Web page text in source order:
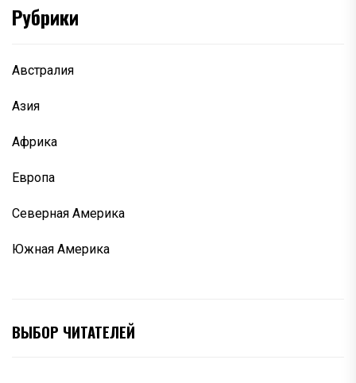
Рубрики
Австралия
Азия
Африка
Европа
Северная Америка
Южная Америка
ВЫБОР ЧИТАТЕЛЕЙ